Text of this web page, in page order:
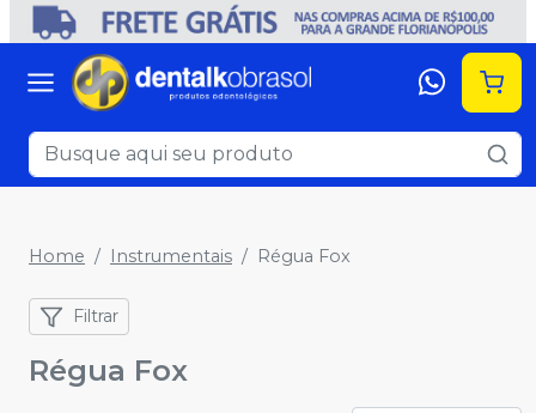
Home Instrumentais Régua Fox
Filtrar
Régua Fox